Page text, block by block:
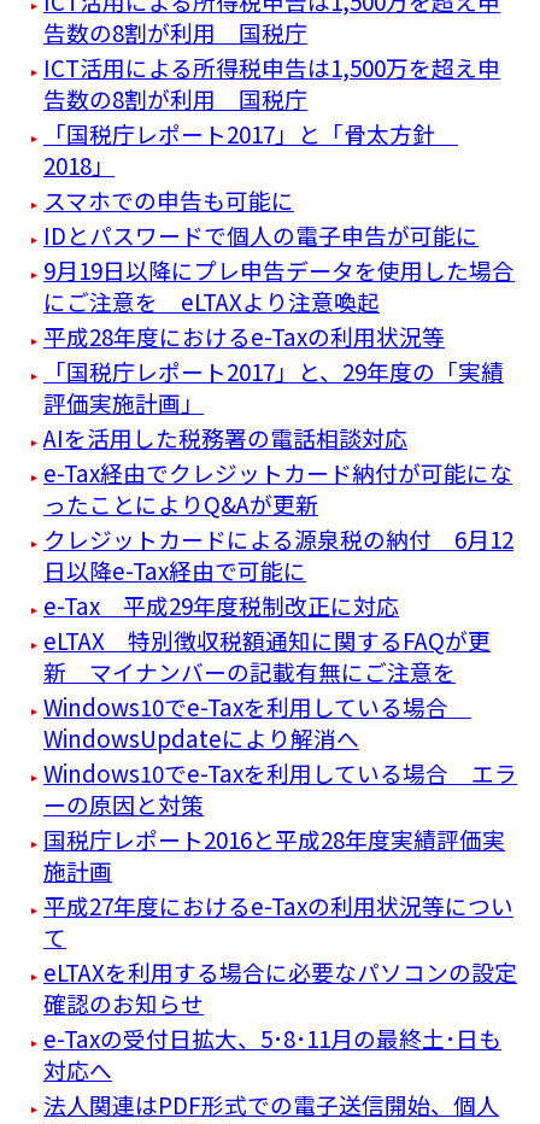
告数の8割が利用 国税庁
ICT活用による所得税申告は1,500万を超え申
告数の8割が利用 国税庁
「国税庁レポート2017」と「骨太方針
2018」
スマホでの申告も可能に
IDとパスワードで個人の電子申告が可能に
9月19日以降にプレ申告データを使用した場合
にご注意を eLTAXより注意喚起
平成28年度におけるe-Taxの利用状況等
「国税庁レポート2017」と、29年度の「実績
評価実施計画」
AIを活用した税務署の電話相談対応
e-Tax経由でクレジットカード納付が可能にな
ったことによりQ&Aが更新
クレジットカードによる源泉税の納付 6月12
日以降e-Tax経由で可能に
e-Tax 平成29年度税制改正に対応
eLTAX 特別徴収税額通知に関するFAQが更
新 マイナンバーの記載有無にご注意を
Windows10でe-Taxを利用している場合
WindowsUpdateにより解消へ
Windows10でe-Taxを利用している場合 エラ
ーの原因と対策
国税庁レポート2016と平成28年度実績評価実
施計画
平成27年度におけるe-Taxの利用状況等につい
て
eLTAXを利用する場合に必要なパソコンの設定
確認のお知らせ
e-Taxの受付日拡大、5･8･11月の最終土･日も
対応へ
法人関連はPDF形式での電子送信開始、個人